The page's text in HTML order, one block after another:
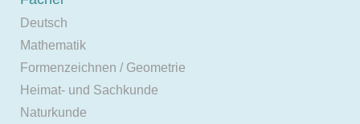
Deutsch
Mathematik
Formenzeichnen / Geometrie
Heimat- und Sachkunde
Naturkunde